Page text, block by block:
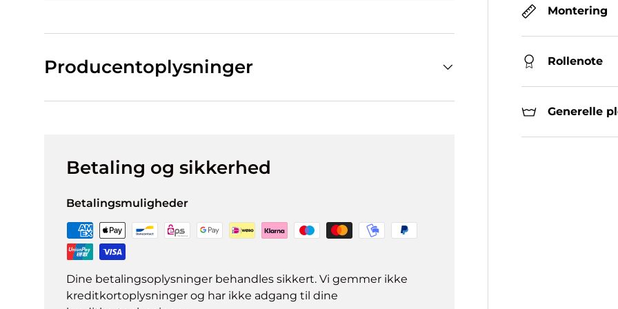
Montering
Rollenote
Generelle
Producentoplysninger
Betaling og sikkerhed
Betalingsmuligheder
Dine betalingsoplysninger behandles sikkert. Vi gemmer ikke
kreditkortoplysninger og har ikke adgang til dine